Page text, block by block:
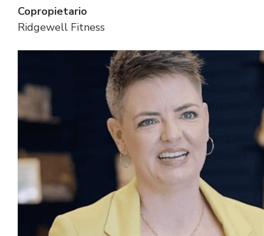
Copropietario
Ridgewell Fitness